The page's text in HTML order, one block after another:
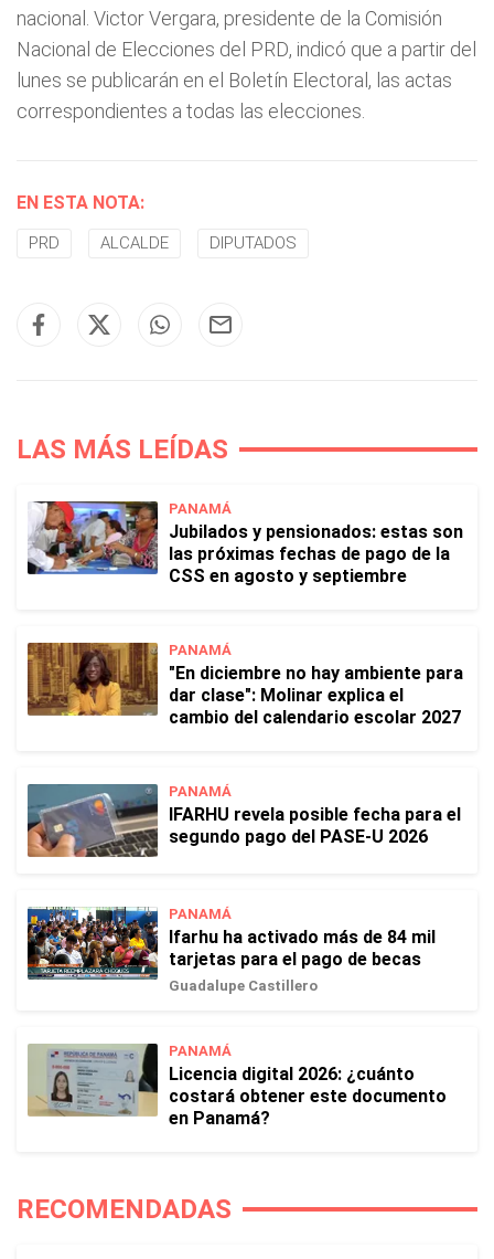
nacional. Victor Vergara, presidente de la Comisión
Nacional de Elecciones del PRD, indicó que a partir del
lunes se publicarán en el Boletín Electoral, las actas
correspondientes a todas las elecciones.
EN ESTA NOTA:
PRD ALCALDE DIPUTADOS
LAS MÁS LEÍDAS
PANAMÁ
Jubilados y pensionados: estas son
las próximas fechas de pago de la
CSS en agosto y septiembre
PANAMÁ
"En diciembre no hay ambiente para
dar clase": Molinar explica el
cambio del calendario escolar 2027
PANAMÁ
IFARHU revela posible fecha para el
segundo pago del PASE-U 2026
PANAMÁ
Ifarhu ha activado más de 84 mil
tarjetas para el pago de becas
Guadalupe Castillero
PANAMÁ
Licencia digital 2026: ¿cuánto
costará obtener este documento
en Panamá?
RECOMENDADAS